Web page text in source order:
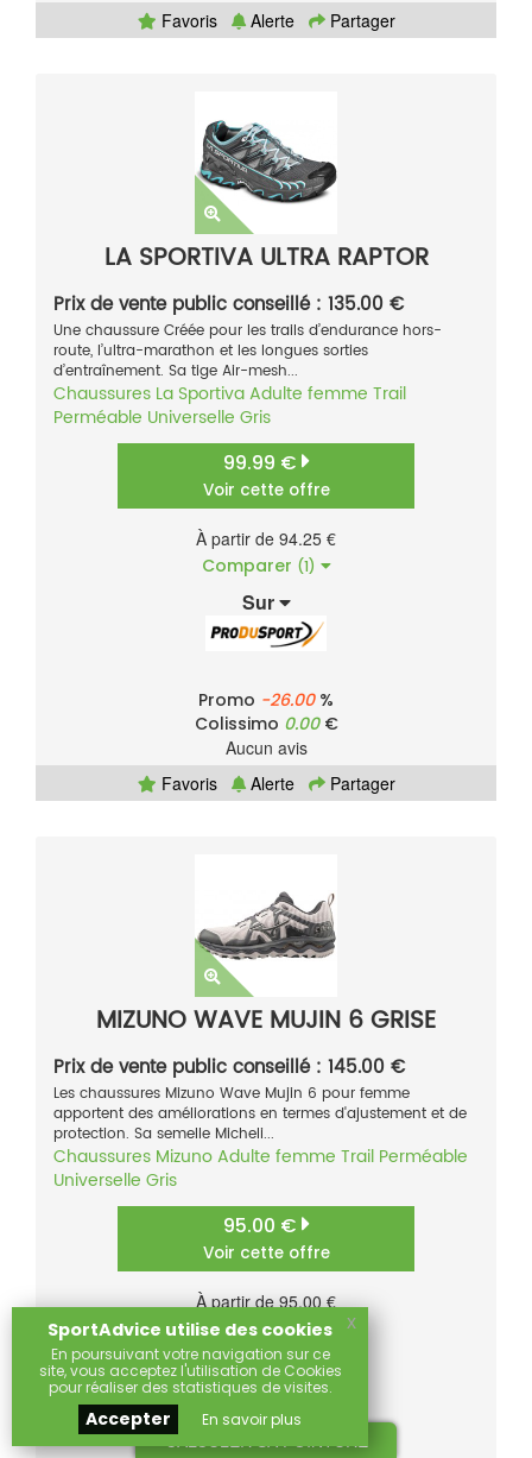
CALCULER SA POINTURE
Favoris
Alerte Partager
LA SPORTIVA ULTRA RAPTOR
Prix de vente public conseillé : 135.00 €
Une chaussure Créée pour les trails d’endurance hors-
route, l’ultra-marathon et les longues sorties
d’entraînement. Sa tige Air-mesh...
Chaussures La SportivaAdulte femme Trail
Perméable Universelle Gris
99.99 €
Voir cette offre
À partir de 94.25 €
Comparer (1)
Sur
Promo -26.00%
Colissimo 0.00€
Aucun avis
Favoris
Alerte Partager
MIZUNO WAVE MUJIN 6 GRISE
Prix de vente public conseillé : 145.00 €
Les chaussures Mizuno Wave Mujin 6 pour femme
apportent des améliorations en termes d'ajustement et de
protection. Sa semelle Micheli...
Chaussures MizunoAdulte femme Trail Perméable
Universelle Gris
95.00 €
Voir cette offre
À partir de 95.00 €
Comparer(1)
Sur
SportAdvice utilise des cookies
En poursuivant votre navigation sur ce
site, vous acceptez l'utilisation de Cookies
pour réaliser des statistiques de visites.
Accepter En savoir plus
x